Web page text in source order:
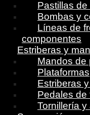
Pastillas de
Bombas y
Líneas de
componentes
Estriberas y
Mandos de
Plataformas
Estriberas
Pedales de
Tornillería